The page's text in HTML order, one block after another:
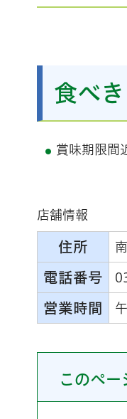
食べ
賞味期限間
店舗情報
住所
電話番号
営業時間
このペー